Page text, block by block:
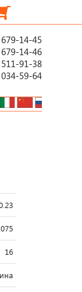
679-14-45
679-14-46
511-91-38
034-59-64
16